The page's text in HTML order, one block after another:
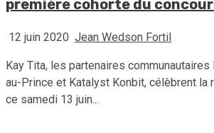
première cohorte du concours
12 juin 2020 Jean Wedson Fortil
Kay Tita, les partenaires
au-Prince et Katalyst Konbit, célèbrent la
ce samedi 13 juin...